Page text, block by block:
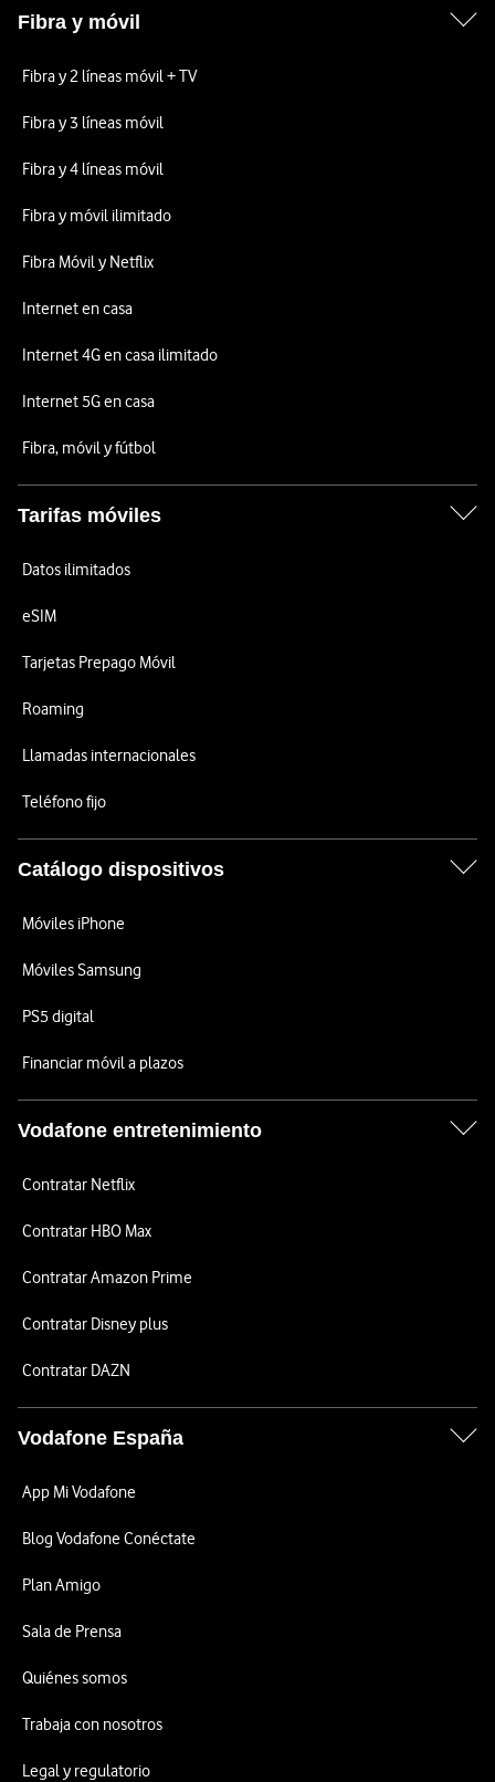
Fibra y móvil
Fibra y 2 líneas móvil + TV
Fibra y 3 líneas móvil
Fibra y 4 líneas móvil
Fibra y móvil ilimitado
Fibra Móvil y Netflix
Internet en casa
Internet 4G en casa ilimitado
Internet 5G en casa
Fibra, móvil y fútbol
Tarifas móviles
Datos ilimitados
eSIM
Tarjetas Prepago Móvil
Roaming
Llamadas internacionales
Teléfono fijo
Catálogo dispositivos
Móviles iPhone
Móviles Samsung
PS5 digital
Financiar móvil a plazos
Vodafone entretenimiento
Contratar Netflix
Contratar HBO Max
Contratar Amazon Prime
Contratar Disney plus
Contratar DAZN
Vodafone España
App Mi Vodafone
Blog Vodafone Conéctate
Plan Amigo
Sala de Prensa
Quiénes somos
Trabaja con nosotros
Legal y regulatorio